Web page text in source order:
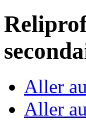
Aller
Aller